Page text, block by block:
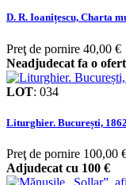
D. R. Ioanițescu, Charta
Preţ de pornire 40,00 €
Neadjudecat fa o
LOT: 034
Liturghier. București, 1862
Preţ de pornire 100,00
Adjudecat cu 100 €